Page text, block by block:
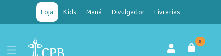
Loja Kids Maná Divulgador Livrarias
0